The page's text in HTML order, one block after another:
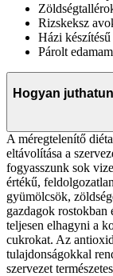
Rizskeksz
Házi
Párolt
Hogyan
A méregtelenítő
eltávolítása a
fogyasszunk sok
értékű,
gyümölcsök,
gazdagok
teljesen elhagyni a
cukrokat. Az
tulajdonságokkal
szervezet